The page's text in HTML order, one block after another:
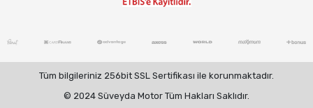
Tüm bilgileriniz 256bit SSL Sertifikası ile korunmaktadır.
© 2024 Süveyda Motor Tüm Hakları Saklıdır.